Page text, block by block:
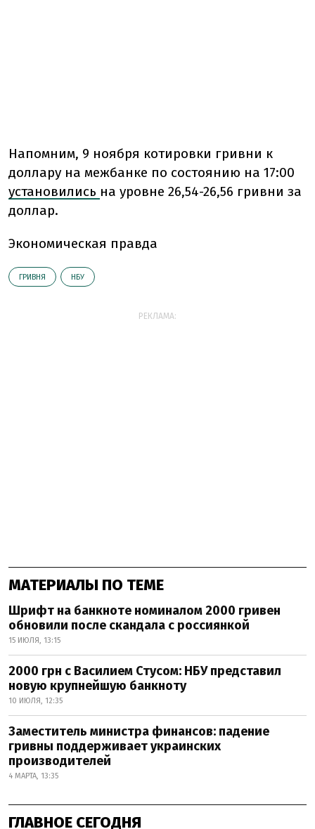
Напомним, 9 ноября котировки гривни к
доллару на межбанке по состоянию на 17:00
установились на уровне 26,54-26,56 гривни за
доллар.
Экономическая правда
ГРИВНЯ НБУ
РЕКЛАМА:
МАТЕРИАЛЫ ПО ТЕМЕ
Шрифт на банкноте номиналом 2000 гривен
обновили после скандала с россиянкой
15 ИЮЛЯ, 13:15
2000 грн с Василием Стусом: НБУ представил
новую крупнейшую банкноту
10 ИЮЛЯ, 12:35
Заместитель министра финансов: падение
гривны поддерживает украинских
производителей
4 МАРТА, 13:35
ГЛАВНОЕ СЕГОДНЯ